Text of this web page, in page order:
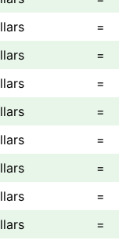
=
=
=
=
=
=
=
=